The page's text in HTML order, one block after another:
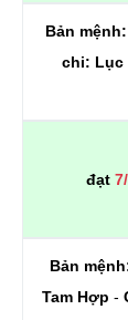
Bản mệnh:
chi: Lục
đạt
Bản
Tam Hợp -